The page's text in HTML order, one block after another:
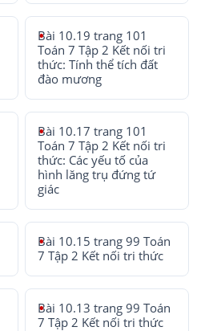
Bài 10.19 trang 101
Toán 7 Tập 2 Kết nối tri
thức: Tính thể tích đất
đào mương
Bài 10.17 trang 101
Toán 7 Tập 2 Kết nối tri
thức: Các yếu tố của
hình lăng trụ đứng tứ
giác
Bài 10.15 trang 99 Toán
7 Tập 2 Kết nối tri thức
Bài 10.13 trang 99 Toán
7 Tập 2 Kết nối tri thức